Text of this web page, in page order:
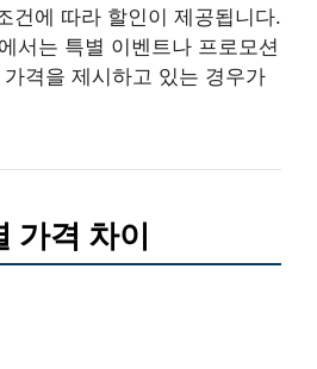
건에 따라 할인이 제공됩니다.
에서는 특별 이벤트나 프로모션
격을 제시하고 있는 경우가
가격 차이